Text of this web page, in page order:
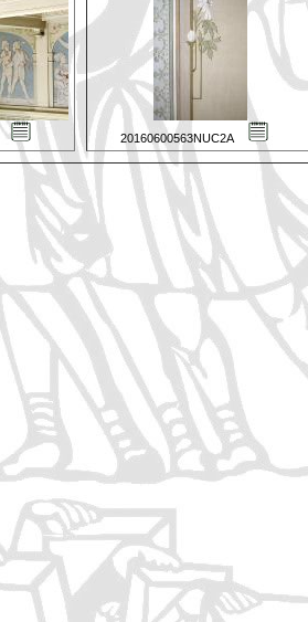
20160600563NUC2A